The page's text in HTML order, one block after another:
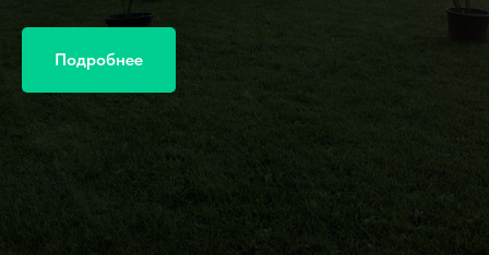
Подробнее